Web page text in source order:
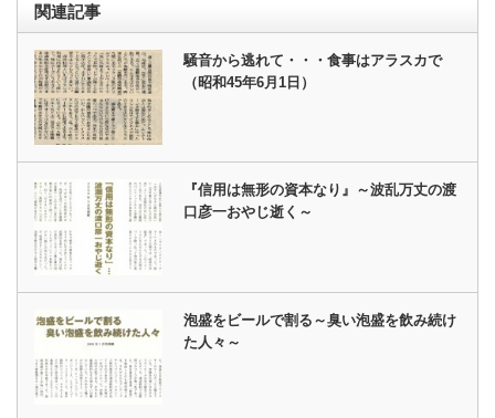
関連記事
騒音から逃れて・・・食事はアラスカで
（昭和45年6月1日）
『信用は無形の資本なり』～波乱万丈の渡
口彦一おやじ逝く～
泡盛をビールで割る～臭い泡盛を飲み続け
た人々～